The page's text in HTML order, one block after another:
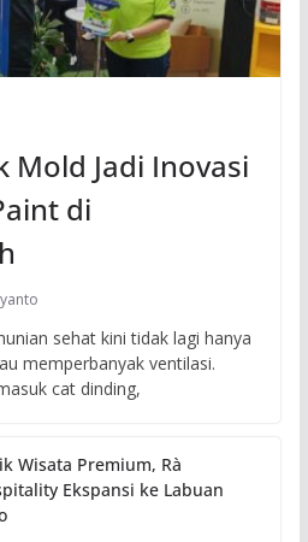
Mold Jadi Inovasi
di
sehat kini tidak lagi hanya
memperbanyak ventilasi.
cat dinding,
Wisata Premium, Rà
Ekspansi ke Labuan